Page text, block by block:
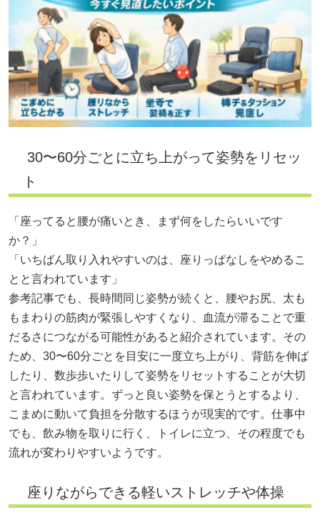
30〜60分ごとに立ち上がって姿勢をリセッ
ト
「座ってると腰が痛いとき、まず何をしたらいいです
か？」
「いちばん取り入れやすいのは、座りっぱなしをやめるこ
とと言われています」
参考記事でも、長時間同じ姿勢が続くと、腰やお尻、太も
もまわりの筋肉が緊張しやすくなり、血流が滞ることで重
だるさにつながる可能性があると紹介されています。その
ため、30〜60分ごとを目安に一度立ち上がり、背筋を伸ば
したり、数歩歩いたりして姿勢をリセットすることが大切
と言われています。ずっと良い姿勢を保とうとするより、
こまめに動いて負担を分散するほうが現実的です。仕事中
でも、飲み物を取りに行く、トイレに立つ、その程度でも
流れが変わりやすいようです。
座りながらできる軽いストレッチや体操